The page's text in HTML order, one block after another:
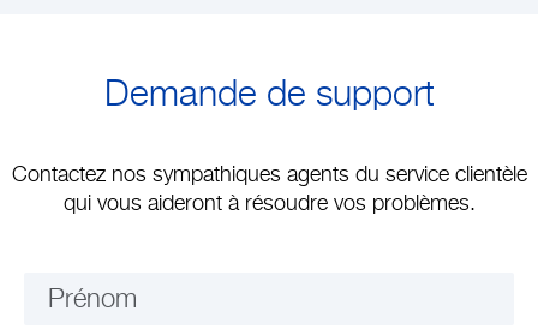
Demande de support
Contactez nos sympathiques agents du service clientèle
qui vous aideront à résoudre vos problèmes.
Prénom